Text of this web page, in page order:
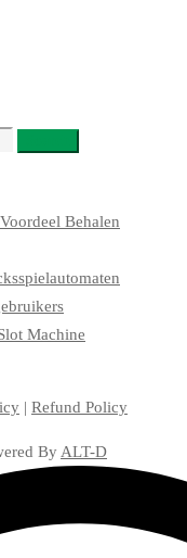
Behalen
Machine
| Refund Policy
ByALT-D